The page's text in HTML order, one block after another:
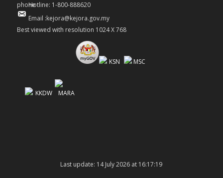
Hotline: 1-800-888620
Email :kejora@kejora.gov.my
Best viewed with resolution 1024 X 768
Last update: 14 July 2026 at 16:17:19